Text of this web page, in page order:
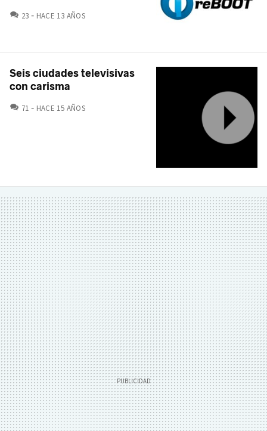
23 COMENTARIOS
HACE 13 AÑOS
Seis ciudades televisivas
con carisma
71 COMENTARIOS
HACE 15 AÑOS